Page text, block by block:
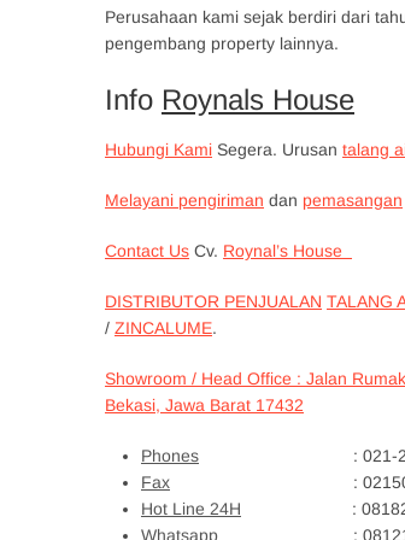
Perusahaan kami sejak berdiri dari
pengembang property lainnya.
Info Roynals House
Hubungi Kami Segera. Urusan talang
Melayani pengiriman dan pemasangan
Contact Us Cv. Roynal’s House
DISTRIBUTOR PENJUALAN TALANG
/ ZINCALUME.
Showroom / Head Office : Jalan
Bekasi, Jawa Barat 17432
Phones : 021-
Fax :
Hot Line 24H :
Whatsapp : 081212407272